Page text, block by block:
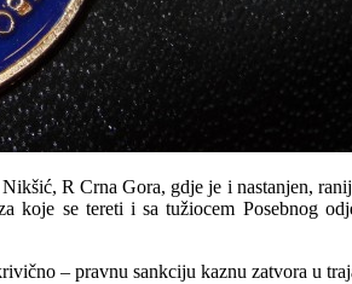
R Crna Gora, gdje je i nastanjen,
koje se tereti i sa tužiocem Posebnog
– pravnu sankciju kaznu zatvora u